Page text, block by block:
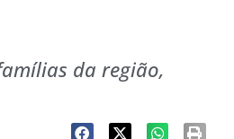
da região,